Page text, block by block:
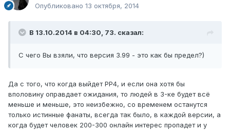
Опубликовано 13 октября, 2014
В 13.10.2014 в 04:30, 73. сказал:
С чего Вы взяли, что версия 3.99 - это как бы предел?)
Да с того, что когда выйдет РР4, и если она хотя бы
вполовину оправдает ожидания, то людей в 3-ке будет всё
меньше и меньше, это неизбежно, со временем останутся
только истинные фанаты, всегда так было, в каждой версии, а
когда будет человек 200-300 онлайн интерес пропадет и у